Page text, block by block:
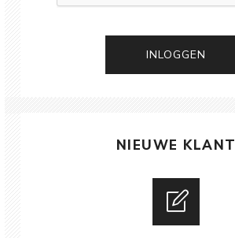
NIEUWE KLANT